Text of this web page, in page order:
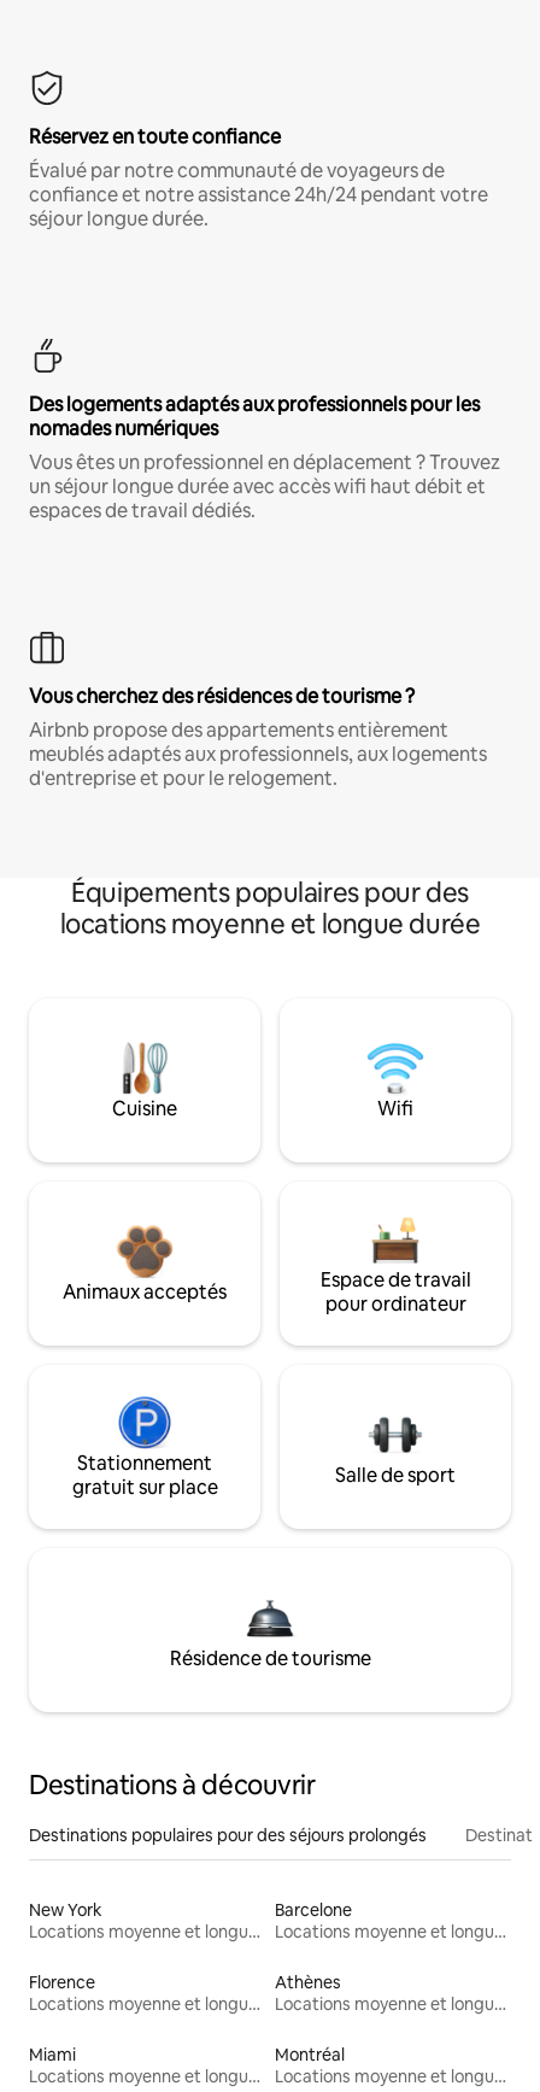
Réservez en toute confiance
Évalué par notre communauté de voyageurs de
confiance et notre assistance 24h/24 pendant votre
séjour longue durée.
Des logements adaptés aux professionnels pour les
nomades numériques
Vous êtes un professionnel en déplacement ? Trouvez
un séjour longue durée avec accès wifi haut débit et
espaces de travail dédiés.
Vous cherchez des résidences de tourisme ?
Airbnb propose des appartements entièrement
meublés adaptés aux professionnels, aux logements
d'entreprise et pour le relogement.
Équipements populaires pour des
locations moyenne et longue durée
Cuisine Wifi
Animaux acceptés
Espace de travail
pour ordinateur
Stationnement
gratuit sur place
Salle de sport
Résidence de tourisme
Destinations à découvrir
Destinations populaires pour des séjours prolongés
New York
Locations moyenne et longue durée
Barcelone
Locations moyenne et longue durée
Florence
Locations moyenne et longue durée
Athènes
Locations moyenne et longue durée
Miami
Locations moyenne et longue durée
Montréal
Locations moyenne et longue durée